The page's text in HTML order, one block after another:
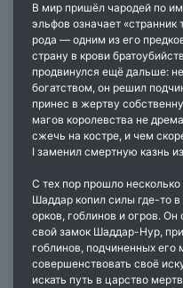
В мир пришёл чародей по
эльфов означает «странник
рода — одним из его
страну в крови
продвинулся ещё дальше:
богатством, он решил
принес в жертву
магов королевства не
сжечь на костре, и чем
I заменил смертную казнь
С тех пор прошло
Шаддар копил силы где-то
орков, гоблинов и огров.
свой замок Шаддар-Нур,
гоблинов, подчиненных его
совершенствовать своё
искать путь в царство